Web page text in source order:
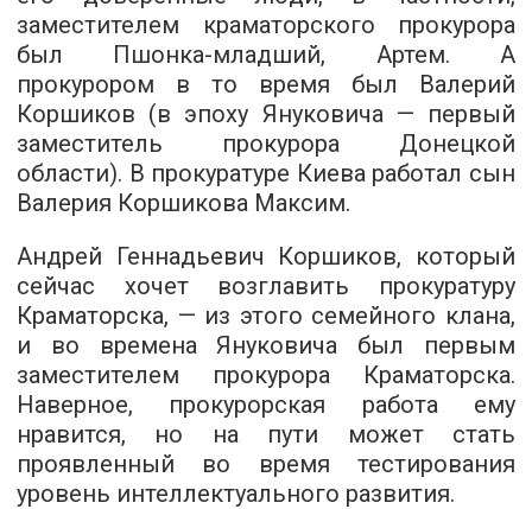
заместителем краматорского прокурора
был Пшонка-младший, Артем. А
прокурором в то время был Валерий
Коршиков (в эпоху Януковича — первый
заместитель прокурора Донецкой
области). В прокуратуре Киева работал сын
Валерия Коршикова Максим.
Андрей Геннадьевич Коршиков, который
сейчас хочет возглавить прокуратуру
Краматорска, — из этого семейного клана,
и во времена Януковича был первым
заместителем прокурора Краматорска.
Наверное, прокурорская работа ему
нравится, но на пути может стать
проявленный во время тестирования
уровень интеллектуального развития.